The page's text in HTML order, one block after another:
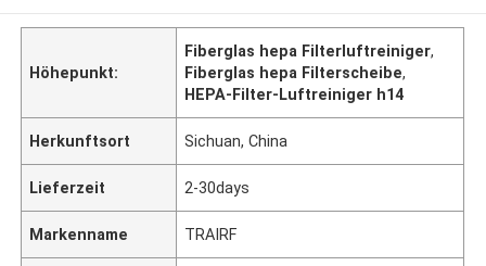
Höhepunkt:
Fiberglas hepa Filterluftreiniger,
Fiberglas hepa Filterscheibe,
HEPA-Filter-Luftreiniger h14
Herkunftsort Sichuan, China
Lieferzeit 2-30days
Markenname TRAIRF